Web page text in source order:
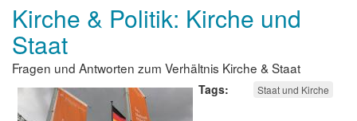
Kirche & Politik: Kirche und
Staat
Fragen und Antworten zum Verhältnis Kirche & Staat
Tags Staat und Kirche